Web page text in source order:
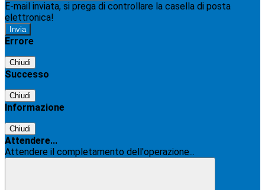
E-mail inviata, si prega di controllare la casella di posta
elettronica!
Errore
Chiudi
Successo
Chiudi
Informazione
Chiudi
Attendere...
Attendere il completamento dell'operazione...